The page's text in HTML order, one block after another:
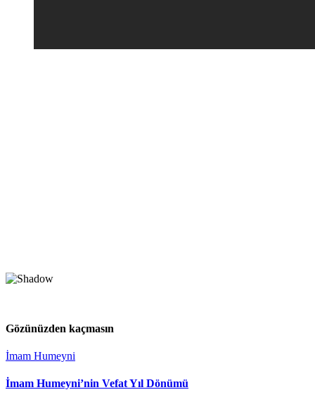
Gözünüzden kaçmasın
İmam Humeyni
İmam Humeyni’nin Vefat Yıl Dönümü